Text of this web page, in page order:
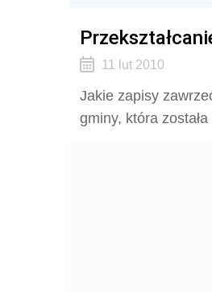
11 lut 2010
Jakie zapisy
gminy, która